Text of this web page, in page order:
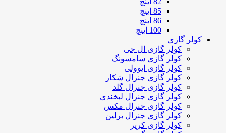
85 اینچ
86 اینچ
100 اینچ
کولر گازی
کولر گازی ال جی
کولر گازی سامسونگ
کولر گازی ایوولی
کولر گازی جنرال شکار
کولر گازی جنرال گلد
کولر گازی جنرال لبخندی
کولر گازی جنرال مکس
کولر گازی جنرال برلین
کولر گازی کریر